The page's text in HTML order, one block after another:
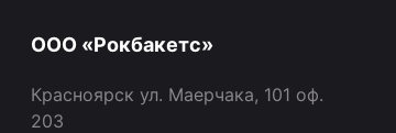
ООО «Рокбакетс»
Красноярск ул. Маерчака, 101 оф.
203